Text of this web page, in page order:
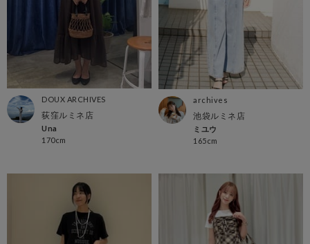
DOUX ARCHIVES
荻窪ルミネ店
Una
170cm
archives
池袋ルミネ店
ミユウ
165cm